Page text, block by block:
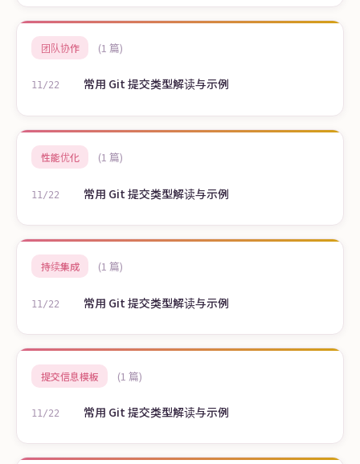
团队协作 (1 篇)
11/22 常用 Git 提交类型解读与示例
性能优化 (1 篇)
11/22 常用 Git 提交类型解读与示例
持续集成 (1 篇)
11/22 常用 Git 提交类型解读与示例
提交信息模板 (1 篇)
11/22 常用 Git 提交类型解读与示例